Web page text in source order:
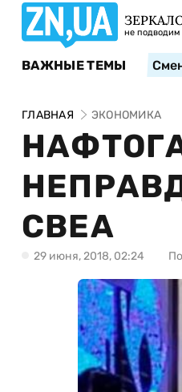
не подводим
ВАЖНЫЕ ТЕМЫ
ГЛАВНАЯ ЭКОНОМИКА
СВЕА
29 июня, 2018, 02:24